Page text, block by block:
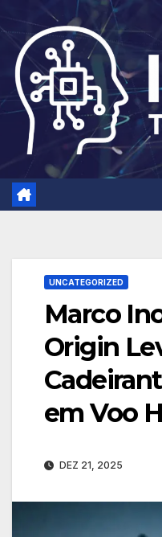
to
content
UNCATEGORIZED
Marco
Origin
em Voo
DEZ 21, 2025